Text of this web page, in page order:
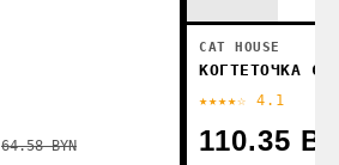
64.58 BYN
CAT HOUSE
КОГТЕТОЧКА
★★★★☆ 4.1
110.35